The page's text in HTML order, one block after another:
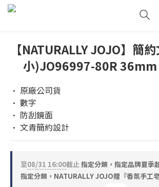
【NATURALLY JOJO】簡
小)JO96997-80R 36mm
• 原廠公司貨
• 數字
• 防刮鏡面
• 文青簡約設計
至08/31 16:00截止指定分類，指定品牌夏季
指定分類，NATURALLY JOJO贈『香氛手工皂